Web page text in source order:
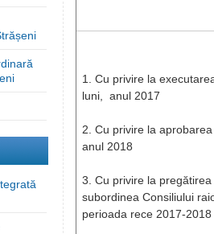
1. Cu privire la
luni, anul 2017
2. Cu privire la
anul 2018
3. Cu privire la
subordinea Consiliului
perioada rece 2017-2018